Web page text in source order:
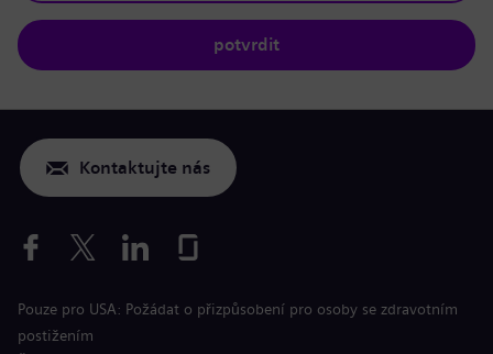
potvrdit
Kontaktujte nás
Pouze pro USA: Požádat o přizpůsobení pro osoby se zdravotním
postižením